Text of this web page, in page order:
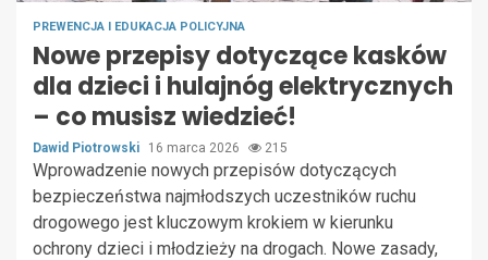
PREWENCJA I EDUKACJA POLICYJNA
Nowe przepisy dotyczące kasków
dla dzieci i hulajnóg elektrycznych
– co musisz wiedzieć!
Dawid Piotrowski 16 marca 2026 215
Wprowadzenie nowych przepisów dotyczących
bezpieczeństwa najmłodszych uczestników ruchu
drogowego jest kluczowym krokiem w kierunku
ochrony dzieci i młodzieży na drogach. Nowe zasady,